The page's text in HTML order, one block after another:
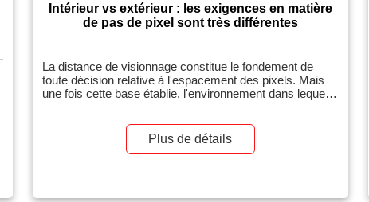
Intérieur vs extérieur : les exigences en matière
de pas de pixel sont très différentes
La distance de visionnage constitue le fondement de
toute décision relative à l'espacement des pixels. Mais
une fois cette base établie, l'environnement dans lequel
extérieures requièrent des approches très différentes.
L'erreur que commettent de nombreux acheteurs est de
Plus de détails